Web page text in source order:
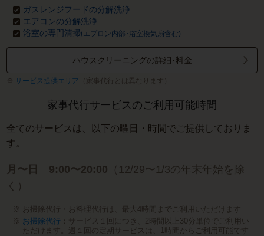
ガスレンジフードの分解洗浄
エアコンの分解洗浄
浴室の専門清掃(エプロン内部･浴室換気扇含む)
ハウスクリーニングの詳細･料金
サービス提供エリア （家事代行とは異なります）
家事代行サービスのご利用可能時間
全てのサービスは、以下の曜日・時間でご提供しておりま
す。
月〜日 9:00〜20:00 （12/29〜1/3の年末年始を除
く）
お掃除代行・お料理代行は、最大4時間までご利用いただけます
お掃除代行 ：サービス１回につき、2時間以上30分単位でご利用い
ただけます。週１回の定期サービスは、1時間からご利用可能です